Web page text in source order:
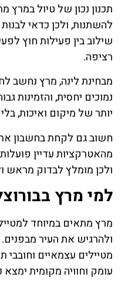
תכנון נכון של טיול במרץ
להשתנות, ולכן כדאי
שילוב בין פעילות חוץ
רציפה.
מבחינת לינה, מרץ נחשב
נמוכים יחסית, והזמינות
יותר של מיקום ואיכות,
חשוב גם לקחת בחשבון
מהאטרקציות עדיין
ולכן מומלץ לבדוק
למי מרץ
מרץ מתאים במיוחד
ולהרגיש את העיר מבפנים.
מטיילים עצמאיים
עומק וחוויה מקומית ימצא